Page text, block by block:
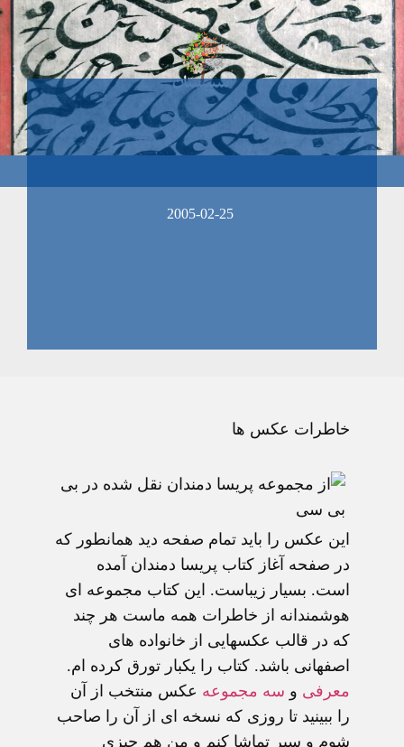
2005-02-25
خاطرات عکس ها
اين عکس را بايد تمام صفحه ديد همانطور که
در صفحه آغاز کتاب پريسا دمندان آمده
است. بسيار زيباست. اين کتاب مجموعه ای
هوشمندانه از خاطرات همه ماست هر چند
که در قالب عکسهایی از خانواده های
اصفهانی باشد. کتاب را يکبار تورق کرده ام.
معرفی و سه مجموعه عکس منتخب از آن
را ببينيد تا روزی که نسخه ای از آن را صاحب
شوم و سير تماشا کنم و من هم چيزی